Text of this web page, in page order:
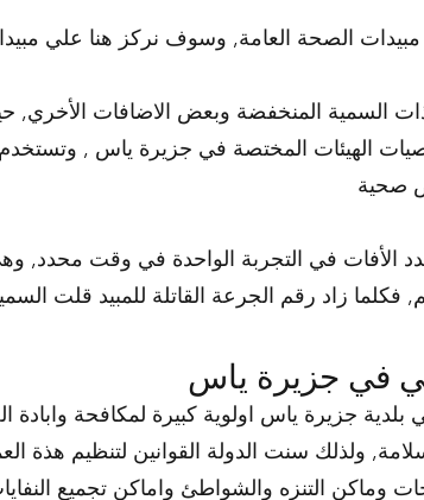
السمية المنخفضة وبعض الاضافات الأخري,
من 2000 ملجم/ كجم حسب توصيات الهيئات المختصة في جزيرة ياس
الأفات في التجربة الواحدة في وقت محدد,
في جزيرة ياس
جزيرة ياس اولوية كبيرة لمكافحة وابادة
ولذلك سنت الدولة القوانين لتنظيم هذة
وماكن التنزه والشواطئ واماكن تجميع